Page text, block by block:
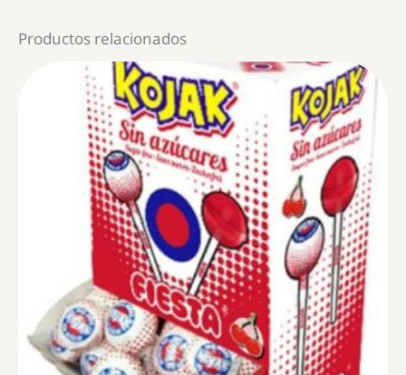
Productos relacionados